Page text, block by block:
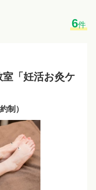
6件
「妊活お灸ケ
制）